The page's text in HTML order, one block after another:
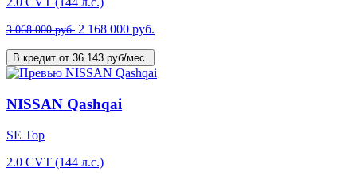
3 068 000 руб. 2 168 000 руб.
В кредит от 36 143 руб/мес.
NISSAN Qashqai
SE Top
2.0 CVT (144 л.с.)